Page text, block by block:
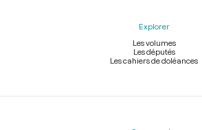
Explorer
Les volumes
Les députés
Les cahiers de doléances